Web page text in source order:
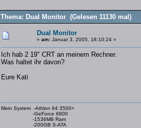
Thema: Dual Monitor (Gelesen 11130 mal)
Dual Monitor
« am: Januar 3, 2005, 18:10:24 »
Ich hab 2 19" CRT an meinem Rechner.
Was haltet ihr davon?
Eure Kati
Mein System -Athlon 64 3500+
-GeForce 6800
-1536MB Ram
-200GB S-ATA